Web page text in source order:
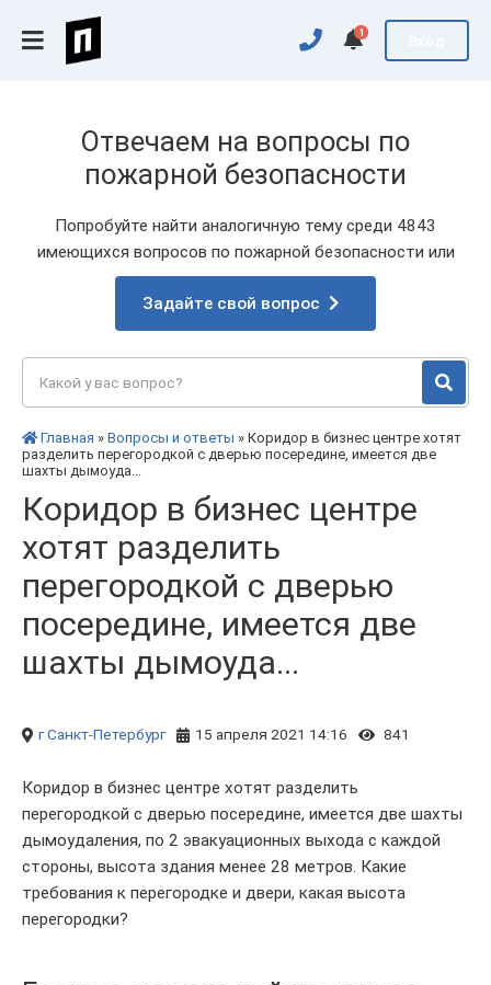
1
Отвечаем на вопросы по
пожарной безопасности
Попробуйте найти аналогичную тему среди 4843
имеющихся вопросов по пожарной безопасности или
Задайте свой вопрос
Главная » Вопросы и ответы » Коридор в бизнес центре хотят
разделить перегородкой с дверью посередине, имеется две
шахты дымоуда...
Коридор в бизнес центре
хотят разделить
перегородкой с дверью
посередине, имеется две
шахты дымоуда...
г Санкт-Петербург 15 апреля 2021 14:16 841
Коридор в бизнес центре хотят разделить
перегородкой с дверью посередине, имеется две шахты
дымоудаления, по 2 эвакуационных выхода с каждой
стороны, высота здания менее 28 метров. Какие
требования к перегородке и двери, какая высота
перегородки?